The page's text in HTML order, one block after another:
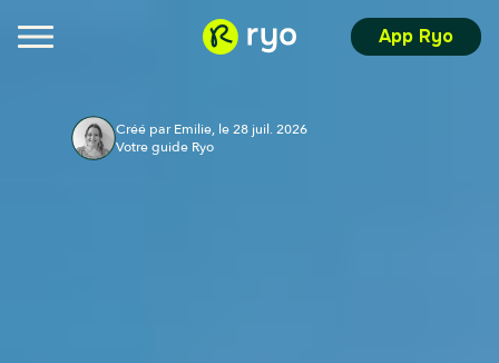
App Ryo
Créé par Emilie, le 28 juil. 2026
Votre guide Ryo